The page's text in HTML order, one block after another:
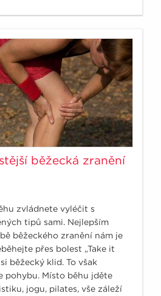
běžecká zranění
zvládnete vyléčit s
tipů sami. Nejlepším
běžeckého zranění nám je
přes bolest „Take it
běžecký klid. To však
pohybu. Místo běhu jděte
jogu, pilates, vše záleží